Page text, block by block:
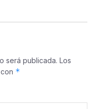
será publicada. Los
*